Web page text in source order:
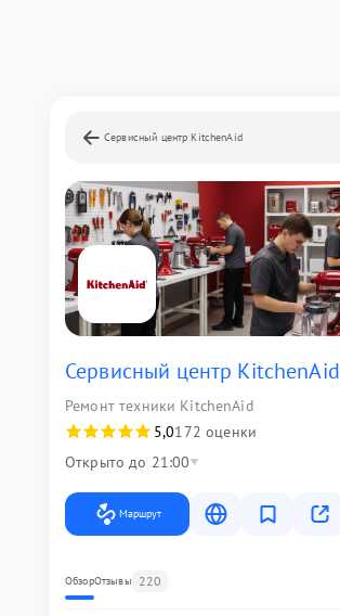
Сервисный центр KitchenAid
Сервисный центр KitchenAid
Ремонт техники KitchenAid
5,0172 оценки
Открыто до 21:00
Маршрут
ОбзорОтзывы 220